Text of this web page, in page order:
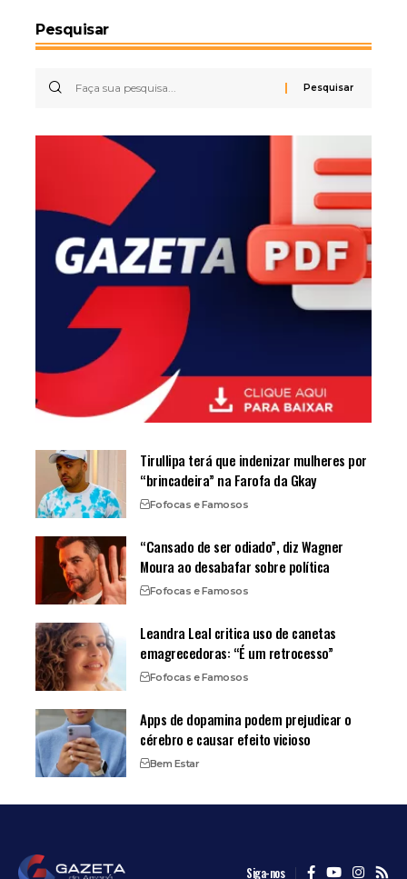
Pesquisar
Tirullipa terá que indenizar mulheres por
“brincadeira” na Farofa da Gkay
Fofocas e Famosos
“Cansado de ser odiado”, diz Wagner
Moura ao desabafar sobre política
Fofocas e Famosos
Leandra Leal critica uso de canetas
emagrecedoras: “É um retrocesso”
Fofocas e Famosos
Apps de dopamina podem prejudicar o
cérebro e causar efeito vicioso
Bem Estar
Siga-nos